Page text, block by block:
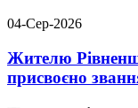
04-Сер-2026
Жителю
присвоєно